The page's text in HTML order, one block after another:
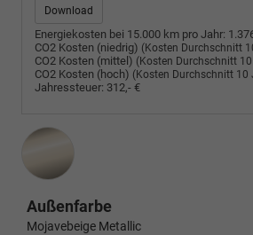
Download
Energiekosten bei 15.000 km pro Jahr:
CO2 Kosten (niedrig) (Kosten Durchschnitt
CO2 Kosten (mittel) (Kosten Durchschnitt
CO2 Kosten (hoch) (Kosten Durchschnitt 10
Jahressteuer: 312,- €
Außenfarbe
Mojavebeige Metallic